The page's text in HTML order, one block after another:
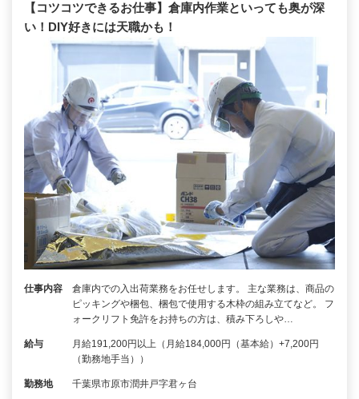
【コツコツできるお仕事】倉庫内作業といっても奥が深
い！DIY好きには天職かも！
仕事内容
倉庫内での入出荷業務をお任せします。 主な業務は、商品の
ピッキングや梱包、梱包で使用する木枠の組み立てなど。 フ
ォークリフト免許をお持ちの方は、積み下ろしや…
給与
月給191,200円以上（月給184,000円（基本給）+7,200円
（勤務地手当））
勤務地 千葉県市原市潤井戸字君ヶ台